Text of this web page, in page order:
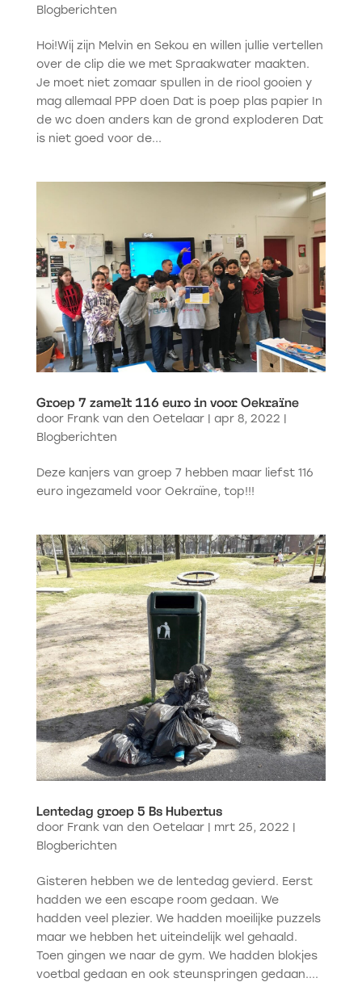
Blogberichten
Hoi!Wij zijn Melvin en Sekou en willen jullie vertellen
over de clip die we met Spraakwater maakten.
Je moet niet zomaar spullen in de riool gooien y
mag allemaal PPP doen Dat is poep plas papier In
de wc doen anders kan de grond exploderen Dat
is niet goed voor de...
Groep 7 zamelt 116 euro in voor Oekraïne
door Frank van den Oetelaar| apr 8, 2022 |
Blogberichten
Deze kanjers van groep 7 hebben maar liefst 116
euro ingezameld voor Oekraïne, top!!!
Lentedag groep 5 Bs Hubertus
door Frank van den Oetelaar| mrt 25, 2022 |
Blogberichten
Gisteren hebben we de lentedag gevierd. Eerst
hadden we een escape room gedaan. We
hadden veel plezier. We hadden moeilijke puzzels
maar we hebben het uiteindelijk wel gehaald.
Toen gingen we naar de gym. We hadden blokjes
voetbal gedaan en ook steunspringen gedaan....